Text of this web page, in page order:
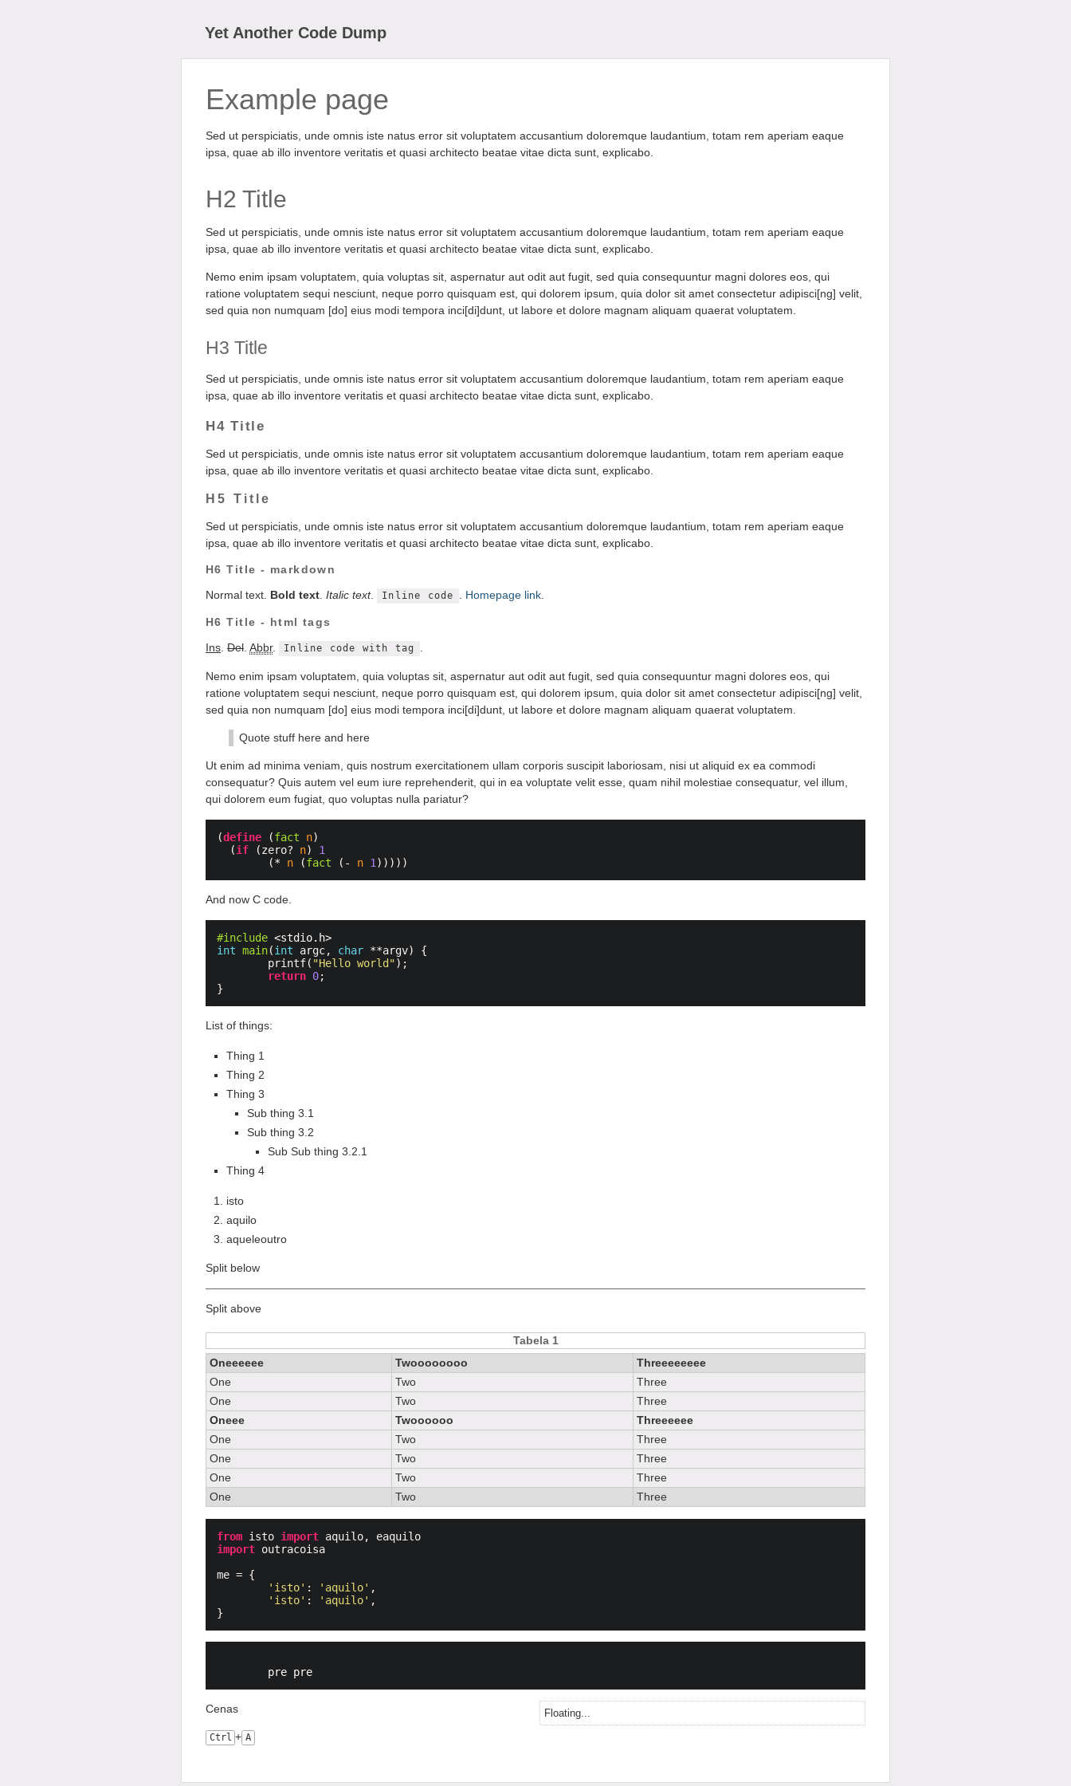
Yet Another Code Dump
Example page
Sed ut perspiciatis, unde omnis iste natus error sit voluptatem accusantium doloremque laudantium, totam rem aperiam eaque
ipsa, quae ab illo inventore veritatis et quasi architecto beatae vitae dicta sunt, explicabo.
H2 Title
Sed ut perspiciatis, unde omnis iste natus error sit voluptatem accusantium doloremque laudantium, totam rem aperiam eaque
ipsa, quae ab illo inventore veritatis et quasi architecto beatae vitae dicta sunt, explicabo.
Nemo enim ipsam voluptatem, quia voluptas sit, aspernatur aut odit aut fugit, sed quia consequuntur magni dolores eos, qui
ratione voluptatem sequi nesciunt, neque porro quisquam est, qui dolorem ipsum, quia dolor sit amet consectetur adipisci[ng] velit,
sed quia non numquam [do] eius modi tempora inci[di]dunt, ut labore et dolore magnam aliquam quaerat voluptatem.
H3 Title
Sed ut perspiciatis, unde omnis iste natus error sit voluptatem accusantium doloremque laudantium, totam rem aperiam eaque
ipsa, quae ab illo inventore veritatis et quasi architecto beatae vitae dicta sunt, explicabo.
H4 Title
Sed ut perspiciatis, unde omnis iste natus error sit voluptatem accusantium doloremque laudantium, totam rem aperiam eaque
ipsa, quae ab illo inventore veritatis et quasi architecto beatae vitae dicta sunt, explicabo.
H5 Title
Sed ut perspiciatis, unde omnis iste natus error sit voluptatem accusantium doloremque laudantium, totam rem aperiam eaque
ipsa, quae ab illo inventore veritatis et quasi architecto beatae vitae dicta sunt, explicabo.
H6 Title - markdown
Normal text. Bold text. Italic text. Inline code . Homepage link.
H6 Title - html tags
Ins. Del. Abbr. Inline code with tag .
Nemo enim ipsam voluptatem, quia voluptas sit, aspernatur aut odit aut fugit, sed quia consequuntur magni dolores eos, qui
ratione voluptatem sequi nesciunt, neque porro quisquam est, qui dolorem ipsum, quia dolor sit amet consectetur adipisci[ng] velit,
sed quia non numquam [do] eius modi tempora inci[di]dunt, ut labore et dolore magnam aliquam quaerat voluptatem.
Quote stuff here and here
Ut enim ad minima veniam, quis nostrum exercitationem ullam corporis suscipit laboriosam, nisi ut aliquid ex ea commodi
consequatur? Quis autem vel eum iure reprehenderit, qui in ea voluptate velit esse, quam nihil molestiae consequatur, vel illum,
qui dolorem eum fugiat, quo voluptas nulla pariatur?
(define (fact n)
(if (zero? n)
1
(* n (fact ( - n 1 )))))
And now C code.
#include <stdio.h>
int main(int argc, char **argv)
{
printf( "Hello world");
return 0;
}
List of things:
Thing 1
Thing 2
Thing 3
Sub thing 3.1
Sub thing 3.2
Sub Sub thing 3.2.1
Thing 4
isto
aquilo
aqueleoutro
Split below
Split above
Tabela 1
Oneeeeee Twoooooooo
Threeeeeeee
One
Two
Three
One
Two
Three
Oneee
Twoooooo
Threeeeee
One
Two
Three
One
Two
Three
One
Two
Three
One
Two Three
from isto import aquilo,
eaquilo
import outracoisa
me = {
'isto' : 'aquilo' ,
'isto' : 'aquilo' ,
}
Floating...
Cenas
Ctrl + A